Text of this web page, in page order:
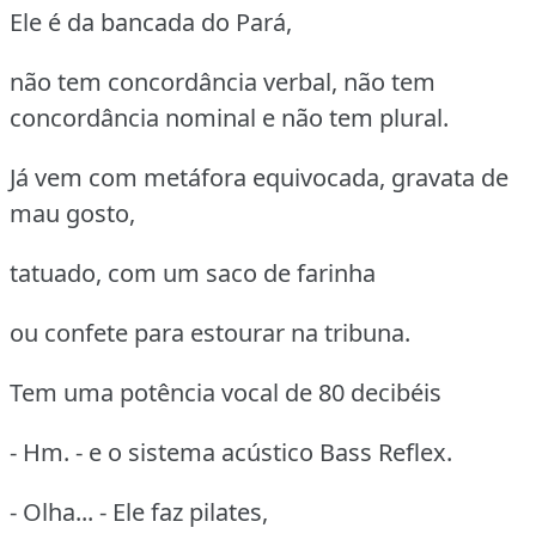
Ele é da bancada do Pará,
não tem concordância verbal, não tem
concordância nominal e não tem plural.
Já vem com metáfora equivocada, gravata de
mau gosto,
tatuado, com um saco de farinha
ou confete para estourar na tribuna.
Tem uma potência vocal de 80 decibéis
- Hm. - e o sistema acústico Bass Reflex.
- Olha... - Ele faz pilates,